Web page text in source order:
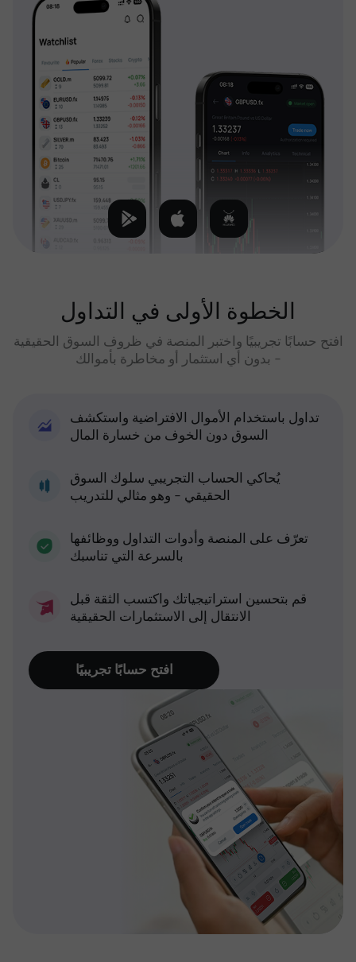
الخطوة الأولى في التداول
افتح حسابًا تجريبيًا واختبر المنصة في ظروف السوق الحقيقية
- بدون أي استثمار أو مخاطرة بأموالك
تداول باستخدام الأموال الافتراضية واستكشف
السوق دون الخوف من خسارة المال
يُحاكي الحساب التجريبي سلوك السوق
الحقيقي - وهو مثالي للتدريب
تعرّف على المنصة وأدوات التداول ووظائفها
بالسرعة التي تناسبك
قم بتحسين استراتيجياتك واكتسب الثقة قبل
الانتقال إلى الاستثمارات الحقيقية
افتح حسابًا تجريبيًا